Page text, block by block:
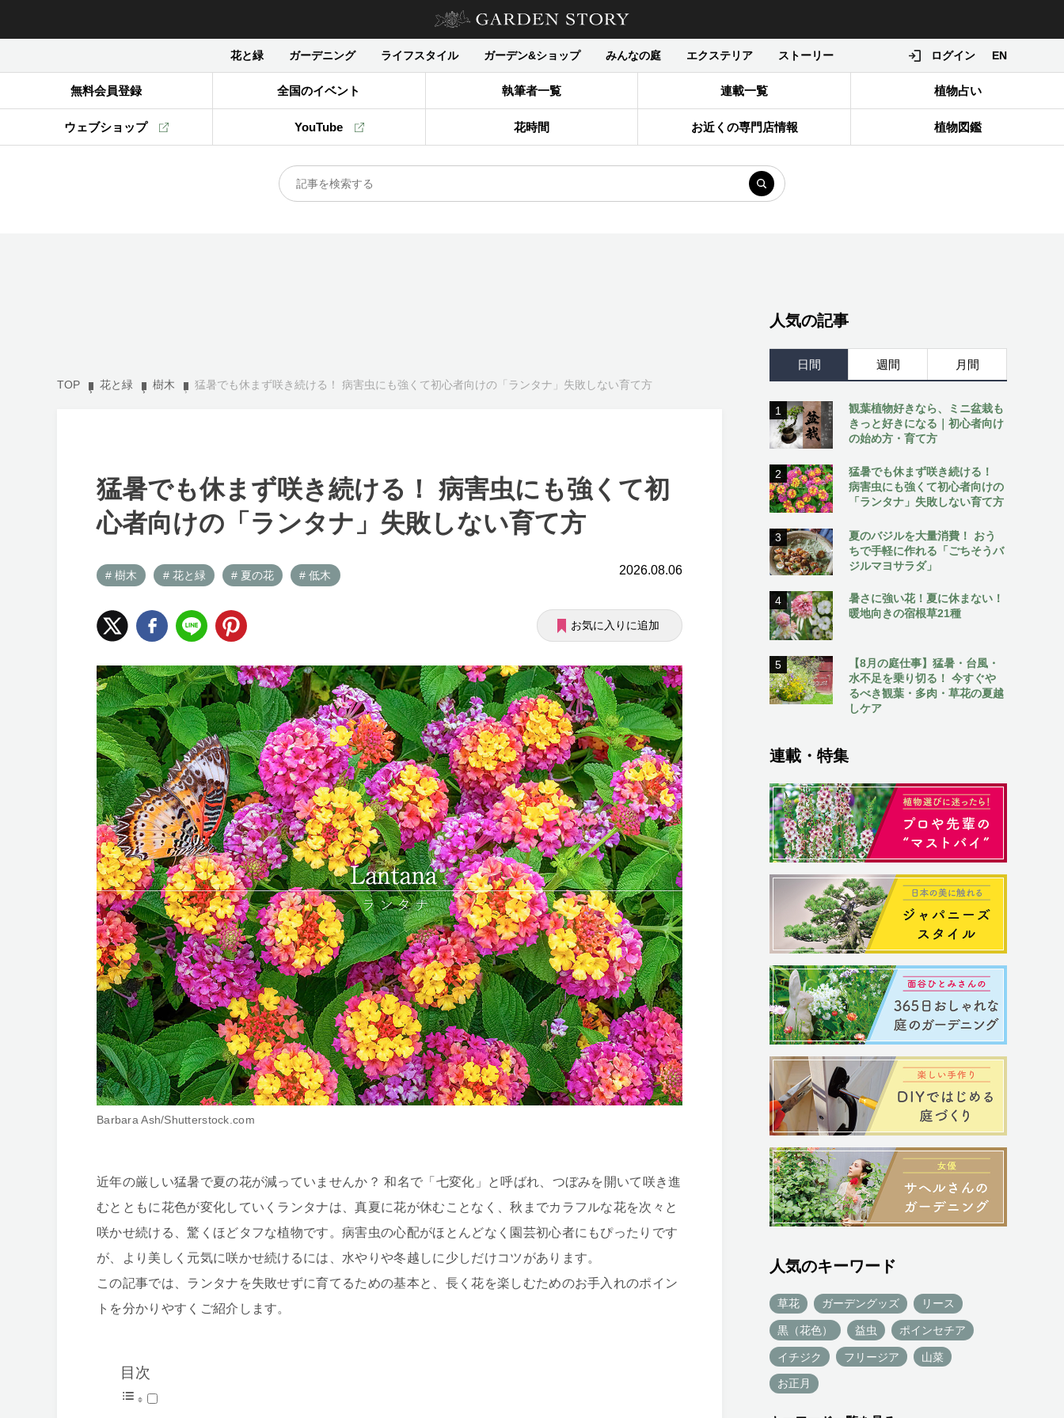
花と緑 ガーデニング ライフスタイル ガーデン&ショップ みんなの庭 エクステリア ストーリー ログイン EN
無料会員登録 全国のイベント 執筆者一覧 連載一覧 植物占い
ウェブショップ YouTube 花時間 お近くの専門店情報 植物図鑑
TOP 花と緑 樹木 猛暑でも休まず咲き続ける！ 病害虫にも強くて初心者向けの「ランタナ」失敗しない育て方
猛暑でも休まず咲き続ける！ 病害虫にも強くて初
心者向けの「ランタナ」失敗しない育て方
# 樹木 # 花と緑 # 夏の花 # 低木 2026.08.06
お気に入りに追加
Barbara Ash/Shutterstock.com
近年の厳しい猛暑で夏の花が減っていませんか？ 和名で「七変化」と呼ばれ、つぼみを開いて咲き進
むとともに花色が変化していくランタナは、真夏に花が休むことなく、秋までカラフルな花を次々と
咲かせ続ける、驚くほどタフな植物です。病害虫の心配がほとんどなく園芸初心者にもぴったりです
が、より美しく元気に咲かせ続けるには、水やりや冬越しに少しだけコツがあります。
この記事では、ランタナを失敗せずに育てるための基本と、長く花を楽しむためのお手入れのポイン
トを分かりやすくご紹介します。
目次
人気の記事
日間 週間 月間
1
観葉植物好きなら、ミニ盆栽も
きっと好きになる｜初心者向け
の始め方・育て方
2
猛暑でも休まず咲き続ける！
病害虫にも強くて初心者向けの
「ランタナ」失敗しない育て方
3
夏のバジルを大量消費！ おう
ちで手軽に作れる「ごちそうバ
ジルマヨサラダ」
4
暑さに強い花！夏に休まない！
暖地向きの宿根草21種
5
【8月の庭仕事】猛暑・台風・
水不足を乗り切る！ 今すぐや
るべき観葉・多肉・草花の夏越
しケア
連載・特集
人気のキーワード
草花 ガーデングッズ リース
黒（花色） 益虫 ポインセチア
イチジク フリージア 山菜
お正月